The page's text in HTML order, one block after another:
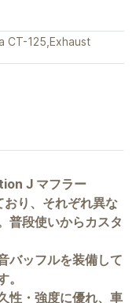
CT-125 Exhaust
J マフラー
り、それぞれ異な
普段使いからカスタ
バッフルを装備して
性・強度に優れ、車